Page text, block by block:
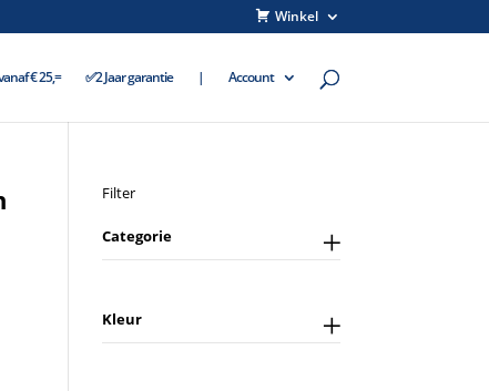
Winkel
€ 25,= ✅2 Jaar garantie | Account
Filter
Categorie
Kleur